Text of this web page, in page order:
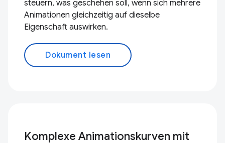
steuern, was geschehen soll, wenn sich mehrere
Animationen gleichzeitig auf dieselbe
Eigenschaft auswirken.
Dokument lesen
Komplexe Animationskurven mit